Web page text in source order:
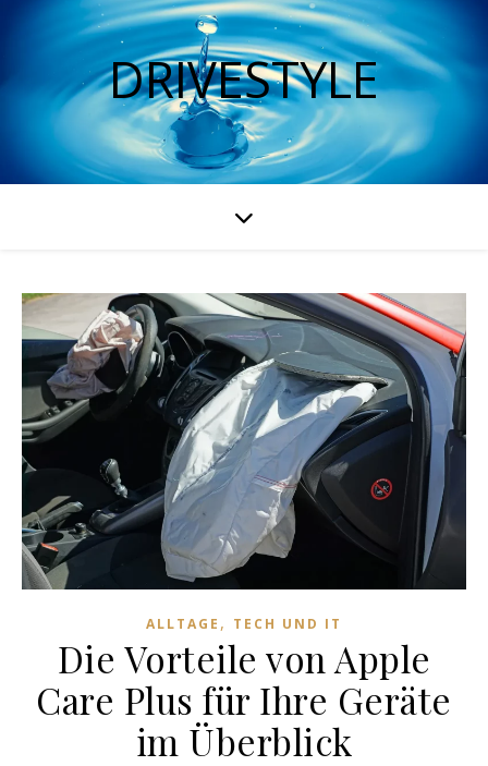
DRIVESTYLE
ALLTAGE , TECH UND IT
Die Vorteile von Apple
Care Plus für Ihre Geräte
im Überblick